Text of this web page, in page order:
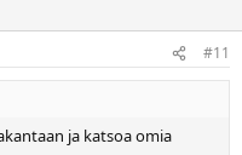
#11
ja katsoa omia